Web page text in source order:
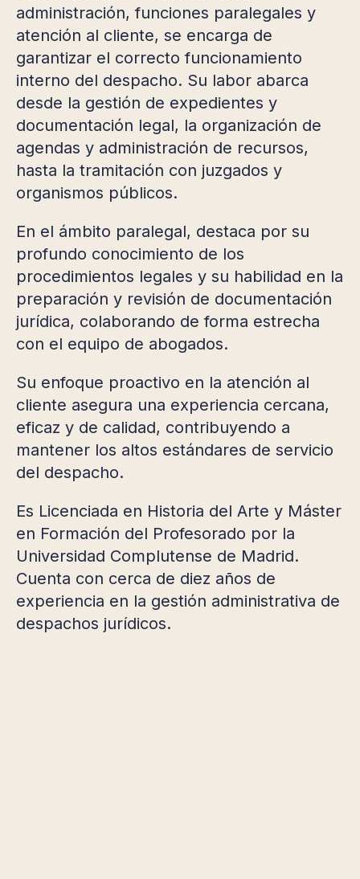
administración, funciones paralegales y
atención al cliente, se encarga de
garantizar el correcto funcionamiento
interno del despacho. Su labor abarca
desde la gestión de expedientes y
documentación legal, la organización de
agendas y administración de recursos,
hasta la tramitación con juzgados y
organismos públicos.
En el ámbito paralegal, destaca por su
profundo conocimiento de los
procedimientos legales y su habilidad en la
preparación y revisión de documentación
jurídica, colaborando de forma estrecha
con el equipo de abogados.
Su enfoque proactivo en la atención al
cliente asegura una experiencia cercana,
eficaz y de calidad, contribuyendo a
mantener los altos estándares de servicio
del despacho.
Es Licenciada en Historia del Arte y Máster
en Formación del Profesorado por la
Universidad Complutense de Madrid.
Cuenta con cerca de diez años de
experiencia en la gestión administrativa de
despachos jurídicos.